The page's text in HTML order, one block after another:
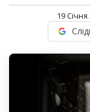
19 Січня